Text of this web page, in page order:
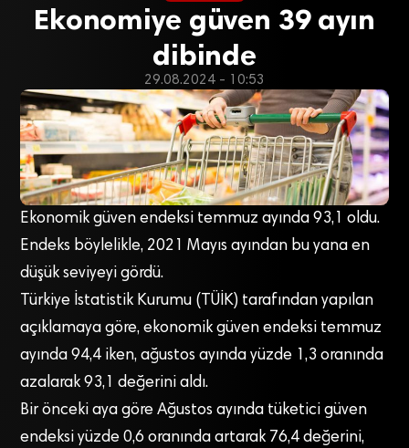
Ekonomiye güven 39 ayın
dibinde
29.08.2024 - 10:53
Ekonomik güven endeksi temmuz ayında 93,1 oldu.
Endeks böylelikle, 2021 Mayıs ayından bu yana en
düşük seviyeyi gördü.
Türkiye İstatistik Kurumu (TÜİK) tarafından yapılan
açıklamaya göre, ekonomik güven endeksi temmuz
ayında 94,4 iken, ağustos ayında yüzde 1,3 oranında
azalarak 93,1 değerini aldı.
Bir önceki aya göre Ağustos ayında tüketici güven
endeksi yüzde 0,6 oranında artarak 76,4 değerini,